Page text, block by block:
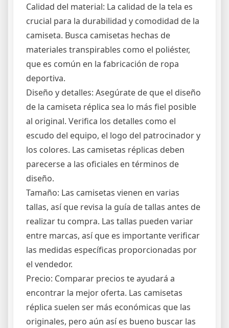
Calidad del material: La calidad de la tela es
crucial para la durabilidad y comodidad de la
camiseta. Busca camisetas hechas de
materiales transpirables como el poliéster,
que es común en la fabricación de ropa
deportiva.
Diseño y detalles: Asegúrate de que el diseño
de la camiseta réplica sea lo más fiel posible
al original. Verifica los detalles como el
escudo del equipo, el logo del patrocinador y
los colores. Las camisetas réplicas deben
parecerse a las oficiales en términos de
diseño.
Tamaño: Las camisetas vienen en varias
tallas, así que revisa la guía de tallas antes de
realizar tu compra. Las tallas pueden variar
entre marcas, así que es importante verificar
las medidas específicas proporcionadas por
el vendedor.
Precio: Comparar precios te ayudará a
encontrar la mejor oferta. Las camisetas
réplica suelen ser más económicas que las
originales, pero aún así es bueno buscar las